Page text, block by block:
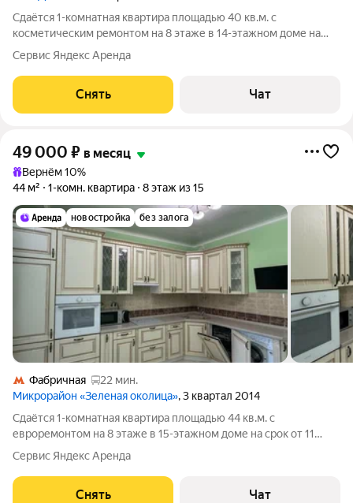
Сдаётся 1-комнатная квартира площадью 40 кв.м. с
косметическим ремонтом на 8 этаже в 14-этажном доме на
срок от 11 месяцев. Из техники есть: Телевизор Духовой шкаф
Стиральная машина Холодильник Микроволновка Кофеварка
Видеодомофон Дом -
Сервис Яндекс Аренда
Снять Чат
49 000 ₽ в месяц
Вернём 10%
44 м²
1-комн. квартира 8 этаж из 15
новостройка без залога
Фабричная
22 мин.
Микрорайон «Зеленая околица», 3 квартал 2014
Сдаётся 1-комнатная квартира площадью 44 кв.м. с
евроремонтом на 8 этаже в 15-этажном доме на срок от 11
месяцев. Из техники есть: Телевизор Духовой шкаф
Стиральная машина Холодильник Посудомоечная машина
Кондиционер Микроволновка Дом -
Сервис Яндекс Аренда
Снять Чат